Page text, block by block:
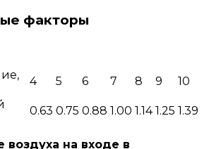
факторы
4 5 6 7 8 9
10
0.63 0.75 0.88 1.00 1.14 1.25 1.39
воздуха на входе в